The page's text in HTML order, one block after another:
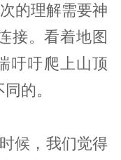
的理解需要神
接。看着地图
吁吁爬上山顶
的。
候，我们觉得